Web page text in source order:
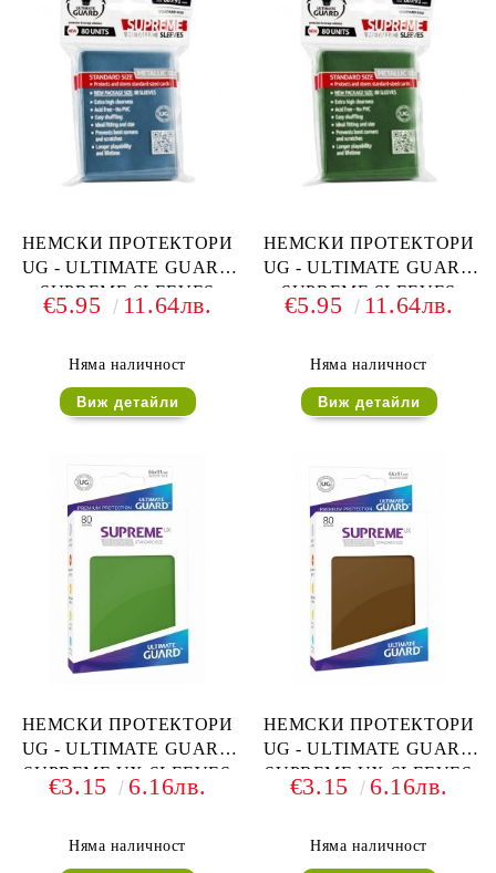
НЕМСКИ ПРОТЕКТОРИ
UG - ULTIMATE GUARD
SUPREME SLEEVES
METALLIC 66x91 (63.5x88
€5.95 11.64лв.
Няма наличност
Виж детайли
НЕМСКИ ПРОТЕКТОРИ
UG - ULTIMATE GUARD
SUPREME SLEEVES
METALLIC 66x91 (63.5x88
€5.95 11.64лв.
Няма наличност
Виж детайли
НЕМСКИ ПРОТЕКТОРИ
UG - ULTIMATE GUARD
SUPREME UX SLEEVES
66x91 (63.5x88 LCG) - 80
€3.15 6.16лв.
Няма наличност
НЕМСКИ ПРОТЕКТОРИ
UG - ULTIMATE GUARD
SUPREME UX SLEEVES
66x91 (63.5x88 LCG) - 80
€3.15 6.16лв.
Няма наличност